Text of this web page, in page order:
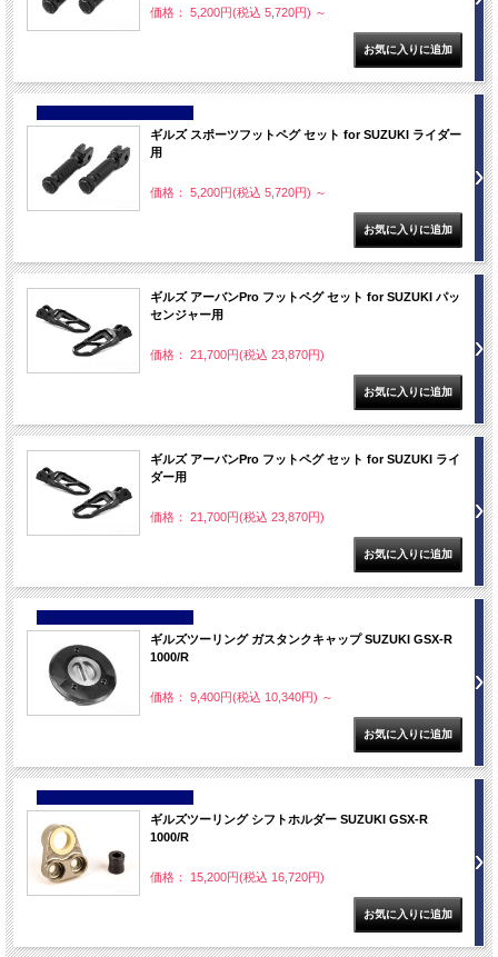
価格： 5,200円(税込 5,720円) ～
ギルズ スポーツフットペグ セット for SUZUKI ライダー
用
価格： 5,200円(税込 5,720円) ～
ギルズ アーバンPro フットペグ セット for SUZUKI パッ
センジャー用
価格： 21,700円(税込 23,870円)
ギルズ アーバンPro フットペグ セット for SUZUKI ライ
ダー用
価格： 21,700円(税込 23,870円)
ギルズツーリング ガスタンクキャップ SUZUKI GSX-R
1000/R
価格： 9,400円(税込 10,340円) ～
ギルズツーリング シフトホルダー SUZUKI GSX-R
1000/R
価格： 15,200円(税込 16,720円)